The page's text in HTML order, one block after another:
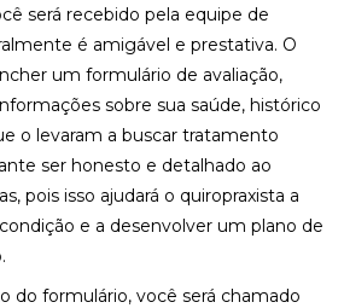
será recebido pela equipe de
é amigável e prestativa. O
um formulário de avaliação,
sobre sua saúde, histórico
o levaram a buscar tratamento
ser honesto e detalhado ao
pois isso ajudará o quiropraxista a
e a desenvolver um plano de
do formulário, você será chamado
E AUMENTAR O CONFORTO
MELHORE SUA VISÃO HOJE!
E AUMENTAR O CONFORTO